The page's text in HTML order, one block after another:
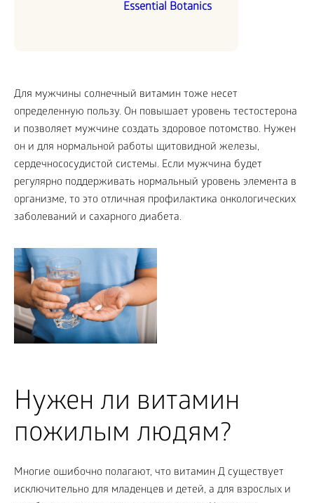
Essential Botanics
Для мужчины солнечный витамин тоже несет
определенную пользу. Он повышает уровень тестостерона
и позволяет мужчине создать здоровое потомство. Нужен
он и для нормальной работы щитовидной железы,
сердечнососудистой системы. Если мужчина будет
регулярно поддерживать нормальный уровень элемента в
организме, то это отличная профилактика онкологических
заболеваний и сахарного диабета.
Нужен ли витамин
пожилым людям?
Многие ошибочно полагают, что витамин Д существует
исключительно для младенцев и детей, а для взрослых и